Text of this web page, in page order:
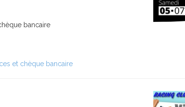
bancaire
et chèque bancaire